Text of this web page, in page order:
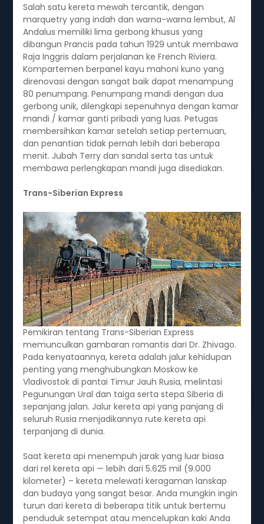
Salah satu kereta mewah tercantik, dengan
marquetry yang indah dan warna-warna lembut, Al
Andalus memiliki lima gerbong khusus yang
dibangun Prancis pada tahun 1929 untuk membawa
Raja Inggris dalam perjalanan ke French Riviera.
Kompartemen berpanel kayu mahoni kuno yang
direnovasi dengan sangat baik dapat menampung
80 penumpang. Penumpang mandi dengan dua
gerbong unik, dilengkapi sepenuhnya dengan kamar
mandi / kamar ganti pribadi yang luas. Petugas
membersihkan kamar setelah setiap pertemuan,
dan penantian tidak pernah lebih dari beberapa
menit. Jubah Terry dan sandal serta tas untuk
membawa perlengkapan mandi juga disediakan.
Trans-Siberian Express
Pemikiran tentang Trans-Siberian Express
memunculkan gambaran romantis dari Dr. Zhivago.
Pada kenyataannya, kereta adalah jalur kehidupan
penting yang menghubungkan Moskow ke
Vladivostok di pantai Timur Jauh Rusia, melintasi
Pegunungan Ural dan taiga serta stepa Siberia di
sepanjang jalan. Jalur kereta api yang panjang di
seluruh Rusia menjadikannya rute kereta api
terpanjang di dunia.
Saat kereta api menempuh jarak yang luar biasa
dari rel kereta api — lebih dari 5.625 mil (9.000
kilometer) – kereta melewati keragaman lanskap
dan budaya yang sangat besar. Anda mungkin ingin
turun dari kereta di beberapa titik untuk bertemu
penduduk setempat atau mencelupkan kaki Anda